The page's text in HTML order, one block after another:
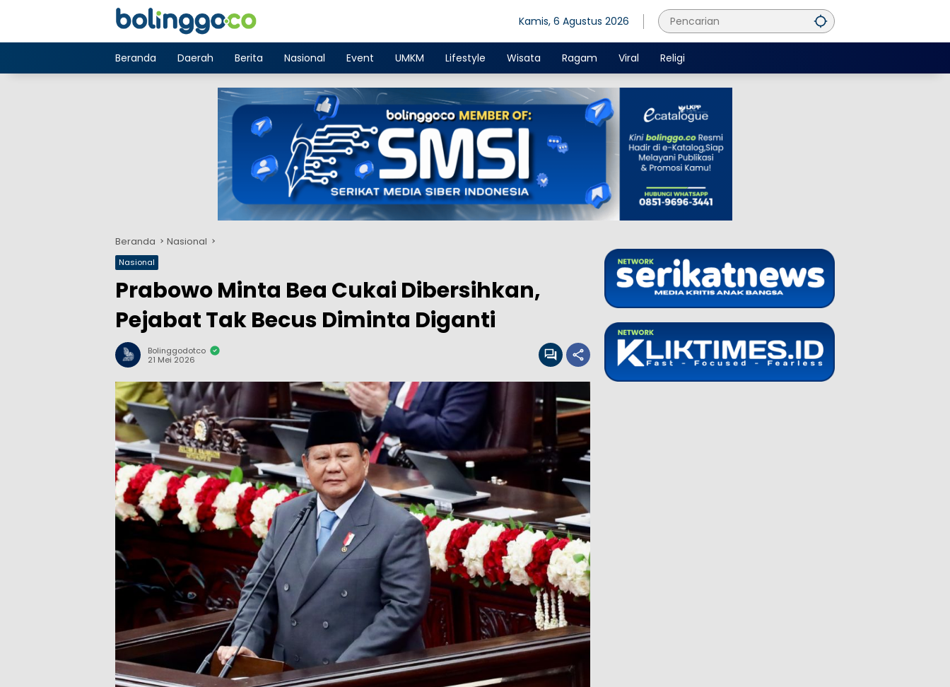
Kamis, 6 Agustus 2026
Beranda Daerah Berita Nasional Event UMKM Lifestyle Wisata Ragam Viral Religi
Beranda Nasional
Nasional
Prabowo Minta Bea Cukai Dibersihkan,
Pejabat Tak Becus Diminta Diganti
Bolinggodotco
21 Mei 2026